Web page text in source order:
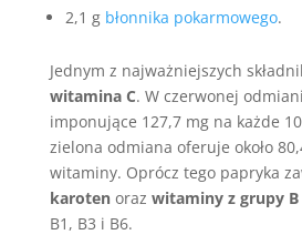
2,1 g błonnika pokarmowego.
Jednym z najważniejszych
witamina C. W czerwonej
imponujące 127,7 mg na każde
zielona odmiana oferuje około
witaminy. Oprócz tego papryka
karotenoraz witaminy z grupy B
B1, B3 i B6.